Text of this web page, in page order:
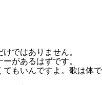
ではありません。
があるはずです。
てもいんですよ。歌は体で